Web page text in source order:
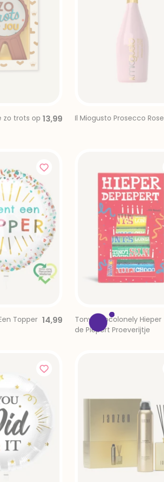
zo trots op 13,99 Il Miogusto Prosecco Rose
Topper 14,99
Tony Chocolonely Hieper
de Piepert Proeverijtje